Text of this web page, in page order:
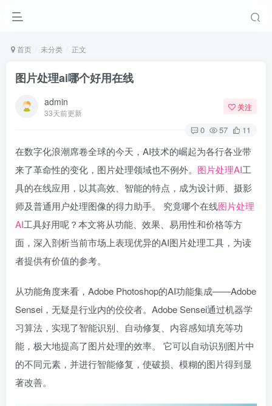
首页 未分类 正文
图片处理ai哪个好用在线
admin
33天前更新
关注
0 57 11
在数字化浪潮席卷全球的今天，AI技术的崛起为各行各业带
来了革命性的变化，图片处理领域也不例外。 图片处理AI工
具的在线应用，以其高效、智能的特点，成为设计师、摄影
师及普通用户处理图像的得力助手。 究竟哪个在线图片处理
AI工具好用呢？本文将从功能、效果、易用性和价格等方
面，深入剖析当前市场上表现优异的AI图片处理工具，为读
者提供有价值的参考。
从功能角度来看，Adobe Photoshop的AI功能集成——Adobe
Sensei，无疑是行业内的佼佼者。Adobe Sensei通过机器学
习算法，实现了智能识别、自动修复、内容感知填充等功
能，极大地提高了图片处理的效率。 它可以自动识别图片中
的不同元素，并进行智能修复，使破损、模糊的图片得到显
著改善。